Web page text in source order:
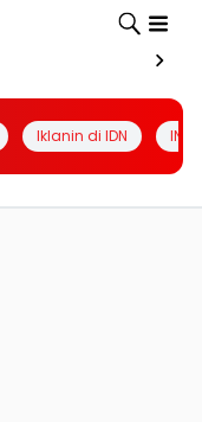
Iklanin di IDN